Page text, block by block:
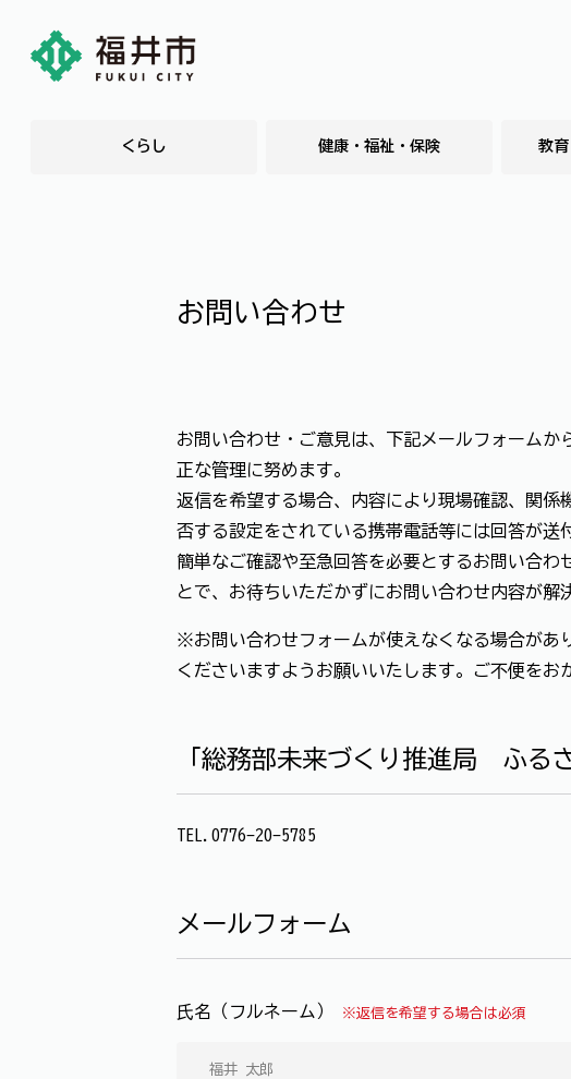
くらし 健康・福祉・保険 教
お問い合わせ
お問い合わせ・ご意見は、下記メールフォーム
正な管理に努めます。
返信を希望する場合、内容により現場確認、関
否する設定をされている携帯電話等には回答が送
簡単なご確認や至急回答を必要とするお問い合
とで、お待ちいただかずにお問い合わせ内容が解
※お問い合わせフォームが使えなくなる場合があ
くださいますようお願いいたします。ご不便をお
「総務部未来づくり推進局 ふる
TEL.0776-20-5785
メールフォーム
氏名（フルネーム） ※返信を希望する場合は必須